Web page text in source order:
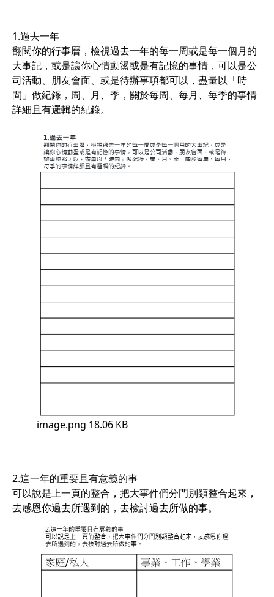
1.過去一年
翻閱你的行事曆，檢視過去一年的每一周或是每一個月的
大事記，或是讓你心情動盪或是有記憶的事情，可以是公
司活動、朋友會面、或是待辦事項都可以，盡量以「時
間」做紀錄，周、月、季，關於每周、每月、每季的事情
詳細且有邏輯的紀錄。
image.png 18.06 KB
2.這一年的重要且有意義的事
可以說是上一頁的整合，把大事件們分門別類整合起來，
去感恩你過去所遇到的，去檢討過去所做的事。